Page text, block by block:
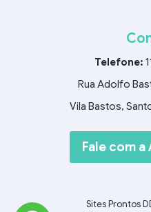
Telefone:
Rua Adolfo
Vila Bastos,
Fale com a
Sites Prontos